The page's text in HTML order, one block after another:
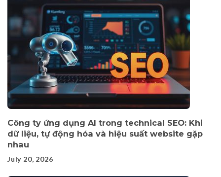
Công ty ứng dụng AI trong technical SEO: Khi
dữ liệu, tự động hóa và hiệu suất website gặp
nhau
July 20, 2026